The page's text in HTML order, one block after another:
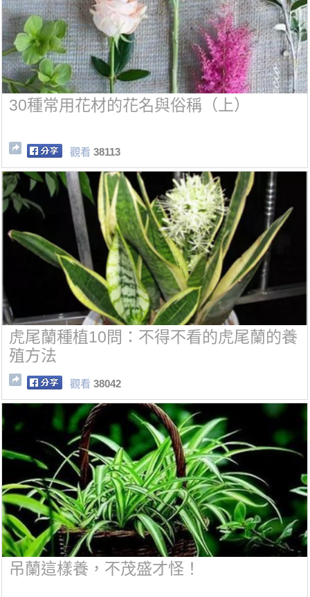
30種常用花材的花名與俗稱（上）
觀看 38113
虎尾蘭種植10問：不得不看的虎尾蘭的養
殖方法
觀看 38042
吊蘭這樣養，不茂盛才怪！